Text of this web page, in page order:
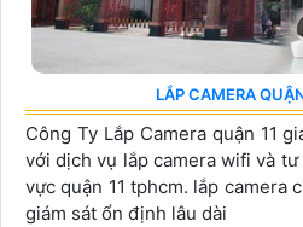
LẮP CAMERA
Công Ty Lắp Camera quận 11
với dịch vụ lắp camera wifi và
vực quận 11 tphcm. lắp camera
giám sát ổn định lâu dài